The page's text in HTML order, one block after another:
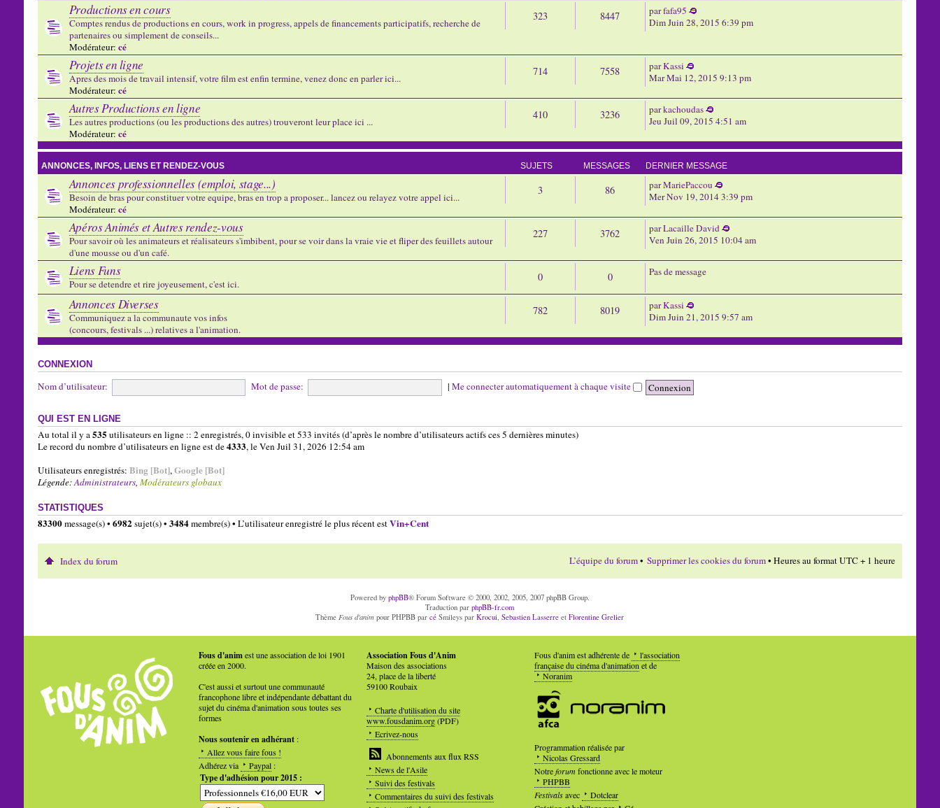
Productions en cours
Comptes rendus de productions en cours, work in progress, appels de financements participatifs, recherche de
partenaires ou simplement de conseils...
Modérateur: cé
323 8447 parfafa95
Dim Juin 28, 2015 6:39 pm
Projets en ligne
Apres des mois de travail intensif, votre film est enfin termine, venez donc en parler ici...
Modérateur: cé
714 7558 parKassi
Mar Mai 12, 2015 9:13 pm
Autres Productions en ligne
Les autres productions (ou les productions des autres) trouveront leur place ici ...
Modérateur: cé
410 3236 parkachoudas
Jeu Juil 09, 2015 4:51 am
ANNONCES, INFOS, LIENS ET RENDEZ-VOUS SUJETS MESSAGES DERNIER MESSAGE
Annonces professionnelles (emploi, stage...)
Besoin de bras pour constituer votre equipe, bras en trop a proposer... lancez ou relayez votre appel ici...
Modérateur: cé
3 86 parMariePaccou
Mer Nov 19, 2014 3:39 pm
Apéros Animés et Autres rendez-vous
Pour savoir où les animateurs et réalisateurs s'imbibent, pour se voir dans la vraie vie et fliper des feuillets autour
d'une mousse ou d'un café.
227 3762 parLacaille David
Ven Juin 26, 2015 10:04 am
Liens Funs
Pour se detendre et rire joyeusement, c'est ici.
0 0 Pas de message
Annonces Diverses
Communiquez a la communaute vos infos
(concours, festivals ...) relatives a l'animation.
782 8019 parKassi
Dim Juin 21, 2015 9:57 am
CONNEXION
Nom d’utilisateur: Mot de passe: | Me connecter automatiquement à chaque visite
QUI EST EN LIGNE
Au total il y a535 utilisateurs en ligne :: 2 enregistrés, 0 invisible et 533 invités (d’après le nombre d’utilisateurs actifs ces 5 dernières minutes)
Le record du nombre d’utilisateurs en ligne est de4333, le Ven Juil 31, 2026 12:54 am
Utilisateurs enregistrés: Bing [Bot],Google [Bot]
Légende:Administrateurs, Modérateurs globaux
STATISTIQUES
83300message(s) • 6982sujet(s) • 3484membre(s) • L’utilisateur enregistré le plus récent estVin+Cent
Index du forum L’équipe du forum• Supprimer les cookies du forum• Heures au format UTC + 1 heure
Powered by phpBB® Forum Software © 2000, 2002, 2005, 2007 phpBB Group.
Traduction parphpBB-fr.com
Thème Fous d'anim pour PHPBB parcé Smileys parKrocui ,Sebastien Lasserre etFlorentine Grelier
Fous d'animest une association de loi 1901
créée en 2000.
C'est aussi et surtout une communauté
francophone libre et indépendante débattant du
sujet du cinéma d'animation sous toutes ses
formes
Nous soutenir en adhérant:
Allez vous faire fous !
Adhérez via
Paypal:
Type d'adhésion pour 2015 :
Association Fous d'Anim
Maison des associations
24, place de la liberté
59100 Roubaix
Charte d'utilisation du site
www.fousdanim.org(PDF)
Ecrivez-nous
Abonnements aux flux RSS
News de l'Asile
Suivi des festivals
Commentaires du suivi des festivals
Fous d'anim est adhérente de
l'association
française du cinéma d'animationet de
Noranim
Programmation réalisée par
Nicolas Gressard
Notreforumfonctionne avec le moteur
PHPBB
Festivalsavec
Dotclear